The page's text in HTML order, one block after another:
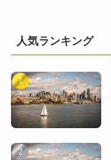
人気ランキング